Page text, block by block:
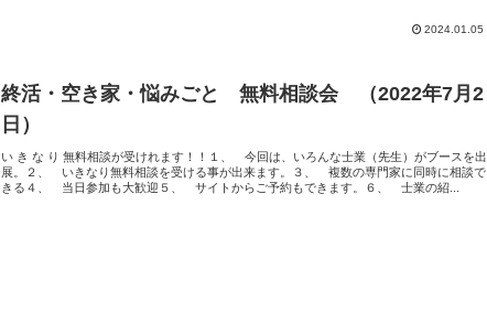
2024.01.05
終活・空き家・悩みごと 無料相談会 （2022年7月2
日）
い き な り 無料相談が受けれます！！１、 今回は、いろんな士業（先生）がブースを出
展。２、 いきなり無料相談を受ける事が出来ます。３、 複数の専門家に同時に相談で
きる４、 当日参加も大歓迎５、 サイトからご予約もできます。６、 士業の紹...